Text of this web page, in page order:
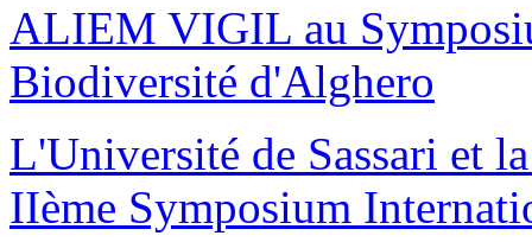
ALIEM VIGIL au
Biodiversité d'Alghero
L'Université de Sassari et
IIème Symposium